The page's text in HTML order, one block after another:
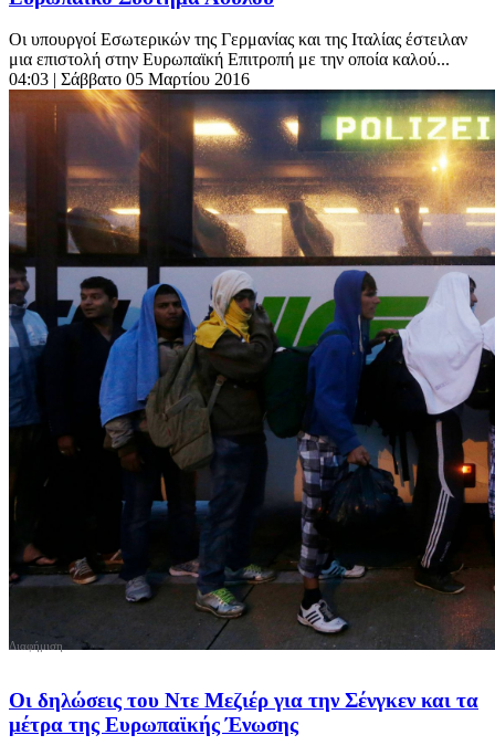
Οι υπουργοί Εσωτερικών της Γερμανίας και της Ιταλίας έστειλαν
μια επιστολή στην Ευρωπαϊκή Επιτροπή με την οποία καλού...
04:03 | Σάββατο 05 Μαρτίου 2016
Οι δηλώσεις του Ντε Μεζιέρ για την Σένγκεν και τα
μέτρα της Ευρωπαϊκής Ένωσης